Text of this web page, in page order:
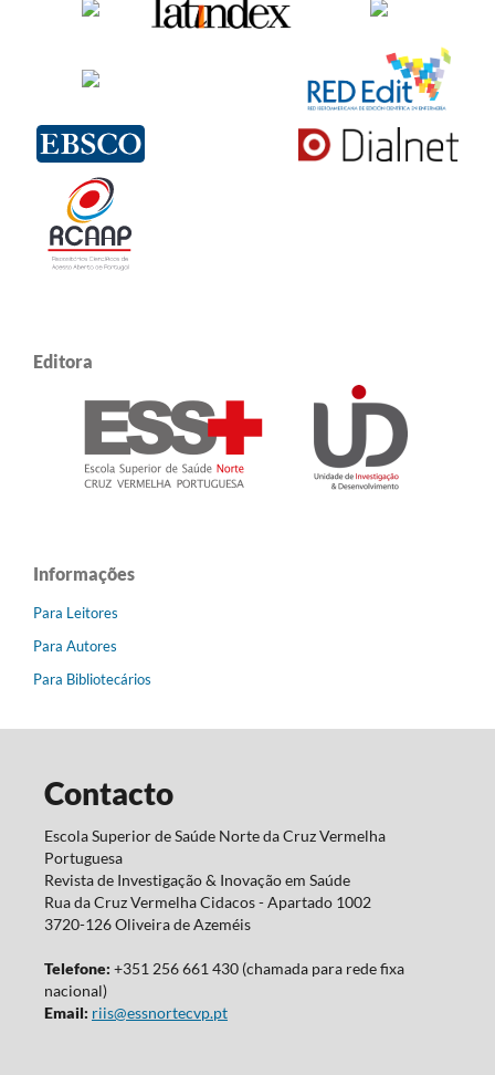
Editora
Informações
Para Leitores
Para Autores
Para Bibliotecários
Contacto
Escola Superior de Saúde Norte da Cruz Vermelha
Portuguesa
Revista de Investigação & Inovação em Saúde
Rua da Cruz Vermelha Cidacos - Apartado 1002
3720-126 Oliveira de Azeméis
Telefone: +351 256 661 430 (chamada para rede fixa
nacional)
Email: riis@essnortecvp.pt